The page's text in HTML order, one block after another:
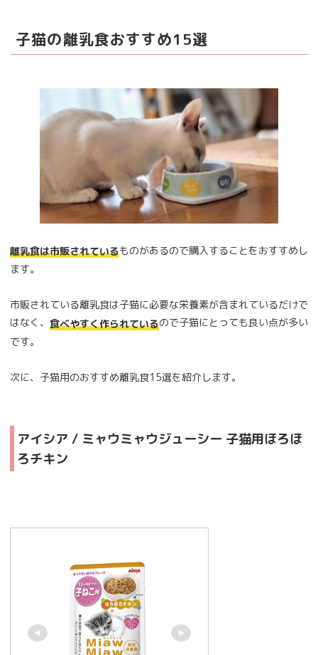
子猫の離乳食おすすめ15選
離乳食は市販されているものがあるので購入することをおすすめし
ます。
市販されている離乳食は子猫に必要な栄養素が含まれているだけで
はなく、 食べやすく作られているので子猫にとっても良い点が多い
です。
次に、子猫用のおすすめ離乳食15選を紹介します。
アイシア / ミャウミャウジューシー 子猫用ほろほ
ろチキン